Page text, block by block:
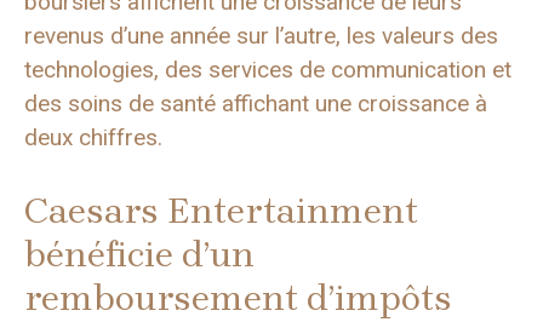
revenus d’une année sur l’autre, les valeurs des
technologies, des services de communication et
des soins de santé affichant une croissance à
deux chiffres.
Caesars Entertainment
bénéficie d’un
remboursement d’impôts